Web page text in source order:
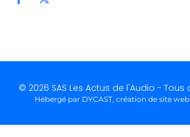
© 2026 SAS Les Actus de l'Audio - Tous
Hébergé par DYCAST, création de site